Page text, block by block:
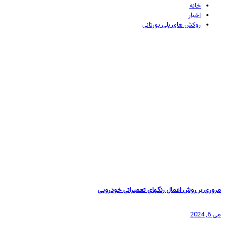
خانه
اخبار
روکش های پلی یورتانی
مروری بر روش اعمال رنگهای تعمیراتی خودرویی
می 6, 2024